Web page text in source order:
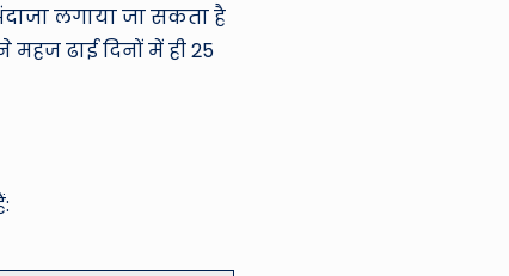
लगाया जा सकता है
ढाई दिनों में ही 25